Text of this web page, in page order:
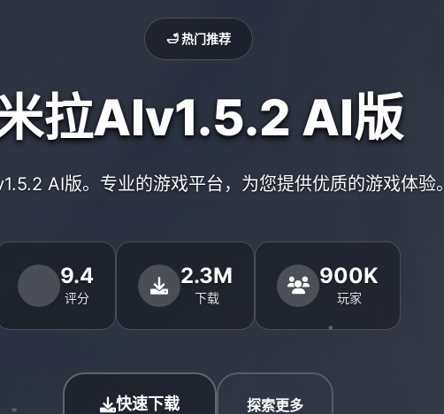
🛁 热门推荐
拉AIv1.5.2 AI版
AI版。专业的游戏平台，为您提供优质的游戏体验。
9.4
评分
2.3M
下载
900K
玩家
快速下载 探索更多